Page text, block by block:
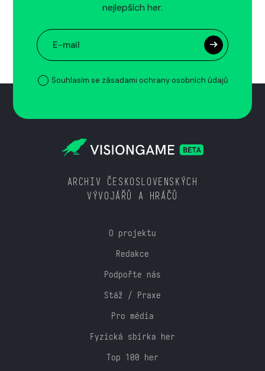
nejlepších her.
Souhlasím se zásadami ochrany osobních údajů
ARCHIV ČESKOSLOVENSKÝCH
VÝVOJÁŘŮ A HRÁČŮ
O projektu
Redakce
Podpořte nás
Stáž / Praxe
Pro média
Fyzická sbírka her
Top 100 her